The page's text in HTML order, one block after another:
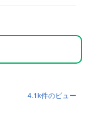
4.1k件のビュー